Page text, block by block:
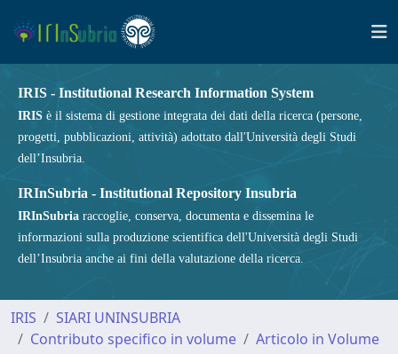
IRIS - Institutional Research Information System
IRIS è il sistema di gestione integrata dei dati della ricerca (persone,
progetti, pubblicazioni, attività) adottato dall'Università degli Studi
dell’Insubria.
IRInSubria - Institutional Repository Insubria
IRInSubria raccoglie, conserva, documenta e dissemina le
informazioni sulla produzione scientifica dell'Università degli Studi
dell’Insubria anche ai fini della valutazione della ricerca.
IRIS
SIARI UNINSUBRIA
Contributo specifico in volume
Articolo in Volume